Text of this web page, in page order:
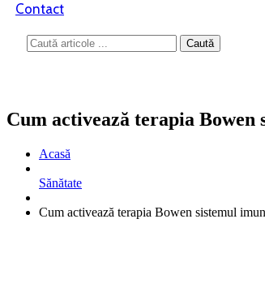
Contact
Cum activează terapia
Acasă
Sănătate
Cum activează terapia Bowen sistemul